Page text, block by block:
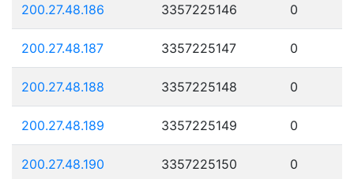
200.27.48.186 3357225146 0
200.27.48.187 3357225147 0
200.27.48.188 3357225148 0
200.27.48.189 3357225149 0
200.27.48.190 3357225150 0